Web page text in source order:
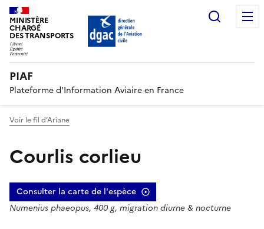
MINISTÈRE
CHARGÉ
DES TRANSPORTS
PIAF
Plateforme d'Information Aviaire en France
Voir le fil d’Ariane
Courlis corlieu
Consulter la carte de l'espèce
Numenius phaeopus, 400 g, migration diurne & nocturne